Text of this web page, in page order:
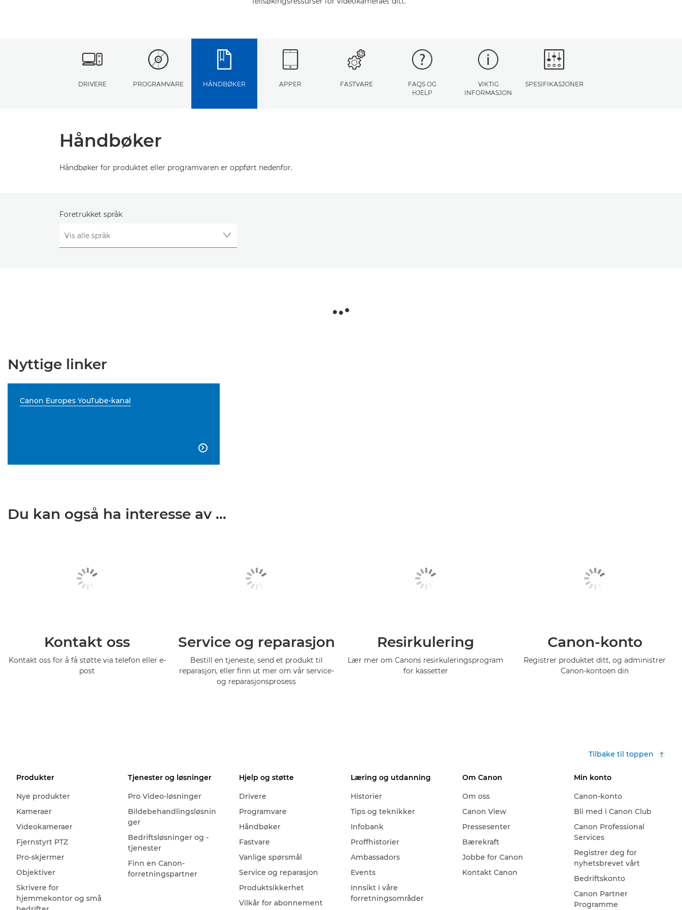
DRIVERE PROGRAMVARE HÅNDBØKER APPER FASTVARE
FAQS OG
HJELP
VIKTIG
INFORMASJON
SPESIFIKASJONER
Håndbøker
Håndbøker for produktet eller programvaren er oppført nedenfor.
Foretrukket språk
Nyttige linker
Canon Europes YouTube-kanal

Du kan også ha interesse av ...
Kontakt oss
Kontakt oss for å få støtte via telefon eller e-
post
Service og reparasjon
Bestill en tjeneste, send et produkt til
reparasjon, eller finn ut mer om vår service-
og reparasjonsprosess
Resirkulering
Lær mer om Canons resirkuleringsprogram
for kassetter
Canon-konto
Registrer produktet ditt, og administrer
Canon-kontoen din
Tilbake til toppen
Produkter
Nye produkter
Kameraer
Videokameraer
Fjernstyrt PTZ
Pro-skjermer
Objektiver
Skrivere for
hjemmekontor og små
Tjenester og løsninger
Pro Video-løsninger
Bildebehandlingsløsnin
ger
Bedriftsløsninger og -
tjenester
Finn en Canon-
forretningspartner
Hjelp og støtte
Drivere
Programvare
Håndbøker
Fastvare
Vanlige spørsmål
Service og reparasjon
Produktsikkerhet
Vilkår for abonnement
Læring og utdanning
Historier
Tips og teknikker
Infobank
Proffhistorier
Ambassadors
Events
Innsikt i våre
forretningsområder
Om Canon
Om oss
Canon View
Pressesenter
Bærekraft
Jobbe for Canon
Kontakt Canon
Min konto
Canon-konto
Bli med i Canon Club
Canon Professional
Services
Registrer deg for
nyhetsbrevet vårt
Bedriftskonto
Canon Partner
Programme